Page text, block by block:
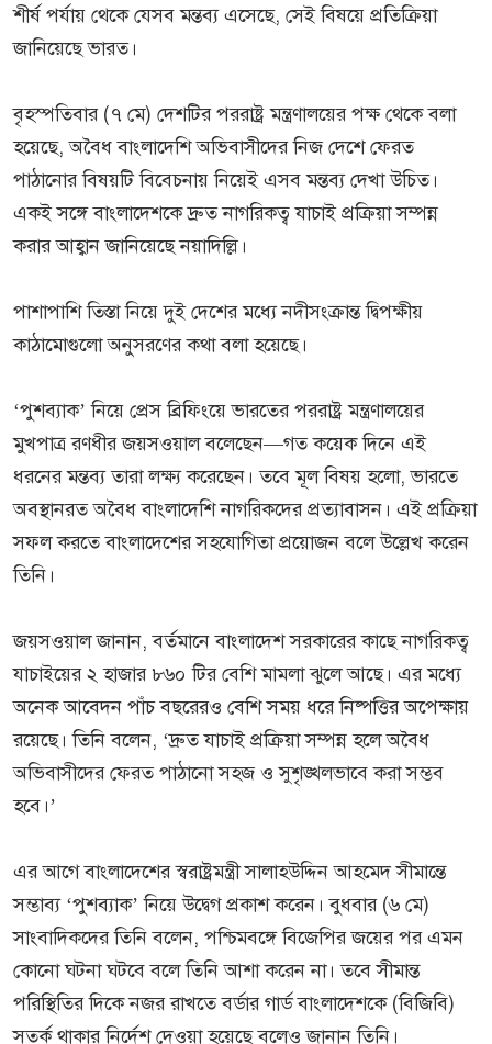
শীর্ষ পর্যায় থেকে যেসব মন্তব্য এসেছে, সেই বিষয়ে প্রতিক্রিয়া
জানিয়েছে ভারত।
বৃহস্পতিবার (৭ মে) দেশটির পররাষ্ট্র মন্ত্রণালয়ের পক্ষ থেকে বলা
হয়েছে, অবৈধ বাংলাদেশি অভিবাসীদের নিজ দেশে ফেরত
পাঠানোর বিষয়টি বিবেচনায় নিয়েই এসব মন্তব্য দেখা উচিত।
একই সঙ্গে বাংলাদেশকে দ্রুত নাগরিকত্ব যাচাই প্রক্রিয়া সম্পন্ন
করার আহ্বান জানিয়েছে নয়াদিল্লি।
পাশাপাশি তিস্তা নিয়ে দুই দেশের মধ্যে নদীসংক্রান্ত দ্বিপক্ষীয়
কাঠামোগুলো অনুসরণের কথা বলা হয়েছে।
‘পুশব্যাক’ নিয়ে প্রেস ব্রিফিংয়ে ভারতের পররাষ্ট্র মন্ত্রণালয়ের
মুখপাত্র রণধীর জয়সওয়াল বলেছেন—গত কয়েক দিনে এই
ধরনের মন্তব্য তারা লক্ষ্য করেছেন। তবে মূল বিষয় হলো, ভারতে
অবস্থানরত অবৈধ বাংলাদেশি নাগরিকদের প্রত্যাবাসন। এই প্রক্রিয়া
সফল করতে বাংলাদেশের সহযোগিতা প্রয়োজন বলে উল্লেখ করেন
তিনি।
জয়সওয়াল জানান, বর্তমানে বাংলাদেশ সরকারের কাছে নাগরিকত্ব
যাচাইয়ের ২ হাজার ৮৬০ টির বেশি মামলা ঝুলে আছে। এর মধ্যে
অনেক আবেদন পাঁচ বছরেরও বেশি সময় ধরে নিষ্পত্তির অপেক্ষায়
রয়েছে। তিনি বলেন, ‘দ্রুত যাচাই প্রক্রিয়া সম্পন্ন হলে অবৈধ
অভিবাসীদের ফেরত পাঠানো সহজ ও সুশৃঙ্খলভাবে করা সম্ভব
হবে।’
এর আগে বাংলাদেশের স্বরাষ্ট্রমন্ত্রী সালাহউদ্দিন আহমেদ সীমান্তে
সম্ভাব্য ‘পুশব্যাক’ নিয়ে উদ্বেগ প্রকাশ করেন। বুধবার (৬ মে)
সাংবাদিকদের তিনি বলেন, পশ্চিমবঙ্গে বিজেপির জয়ের পর এমন
কোনো ঘটনা ঘটবে বলে তিনি আশা করেন না। তবে সীমান্ত
পরিস্থিতির দিকে নজর রাখতে বর্ডার গার্ড বাংলাদেশকে (বিজিবি)
সতর্ক থাকার নির্দেশ দেওয়া হয়েছে বলেও জানান তিনি।